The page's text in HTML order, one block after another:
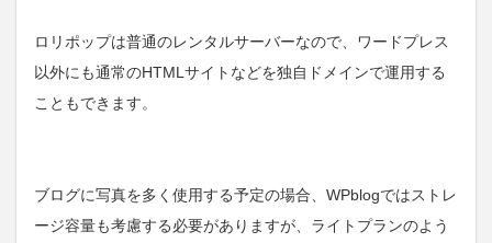
ロリポップは普通のレンタルサーバーなので、ワードプレス
以外にも通常のHTMLサイトなどを独自ドメインで運用する
こともできます。
ブログに写真を多く使用する予定の場合、WPblogではストレ
ージ容量も考慮する必要がありますが、ライトプランのよう